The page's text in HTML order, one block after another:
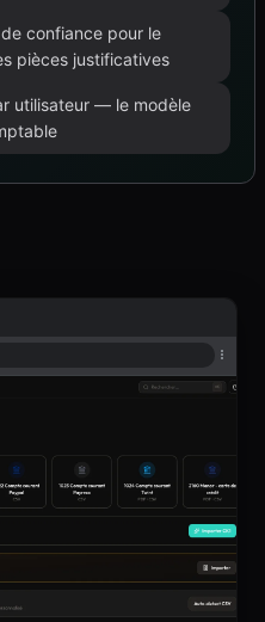
confiance pour le
pièces justificatives
utilisateur — le modèle